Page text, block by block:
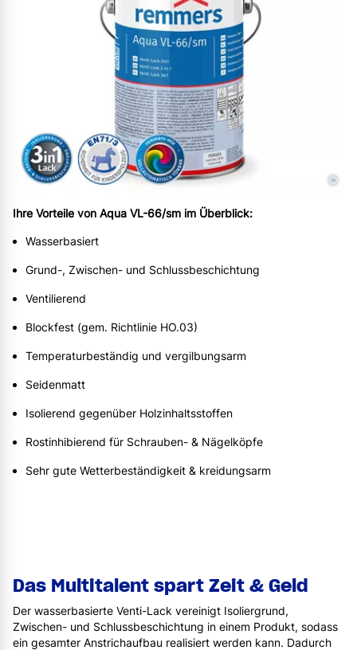
Ihre Vorteile von Aqua VL-66/sm im Überblick:
Wasserbasiert
Grund-, Zwischen- und Schlussbeschichtung
Ventilierend
Blockfest (gem. Richtlinie HO.03)
Temperaturbeständig und vergilbungsarm
Seidenmatt
Isolierend gegenüber Holzinhaltsstoffen
Rostinhibierend für Schrauben- & Nägelköpfe
Sehr gute Wetterbeständigkeit & kreidungsarm
©
Das Multitalent spart Zeit & Geld
Der wasserbasierte Venti-Lack vereinigt Isoliergrund,
Zwischen- und Schlussbeschichtung in einem Produkt, sodass
ein gesamter Anstrichaufbau realisiert werden kann. Dadurch